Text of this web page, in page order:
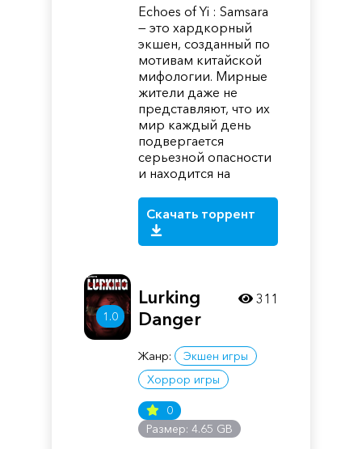
Echoes of Yi : Samsara
— это хардкорный
экшен, созданный по
мотивам китайской
мифологии. Мирные
жители даже не
представляют, что их
мир каждый день
подвергается
серьезной опасности
и находится на
Скачать торрент
1.0
Lurking
Danger
Жанр:
Экшен игры
Хоррор игры
0
Размер: 4.65 GB
311